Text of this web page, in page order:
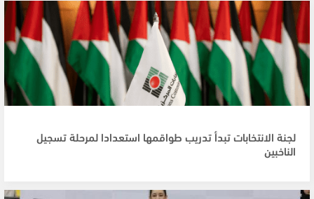
لجنة الانتخابات تبدأ تدريب طواقمها استعدادا لمرحلة تسجيل
الناخبين